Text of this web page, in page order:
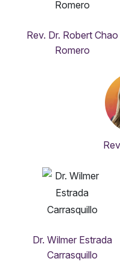
Rev. Dr. Robert Chao
Romero
Dr. Wilmer Estrada
Carrasquillo